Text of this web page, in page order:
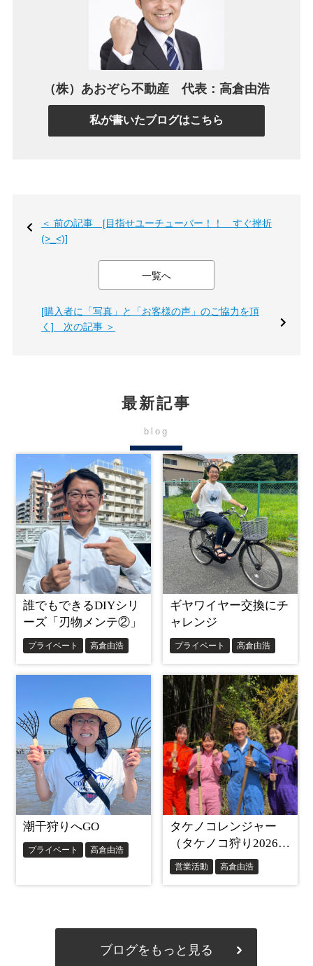
（株）あおぞら不動産 代表：高倉由浩
私が書いたブログはこちら
＜ 前の記事 [目指せユーチューバー！！ すぐ挫折
(>_<)]
一覧へ
[購入者に「写真」と「お客様の声」のご協力を頂
く] 次の記事 ＞
最新記事
blog
ブログをもっと見る